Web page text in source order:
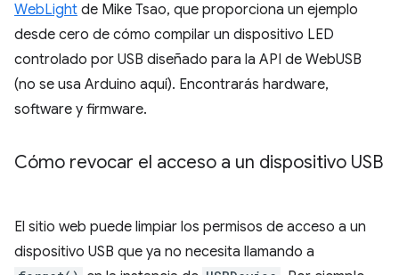
WebLight de Mike Tsao, que proporciona un ejemplo
desde cero de cómo compilar un dispositivo LED
controlado por USB diseñado para la API de WebUSB
(no se usa Arduino aquí). Encontrarás hardware,
software y firmware.
Cómo revocar el acceso a un dispositivo USB
El sitio web puede limpiar los permisos de acceso a un
dispositivo USB que ya no necesita llamando a